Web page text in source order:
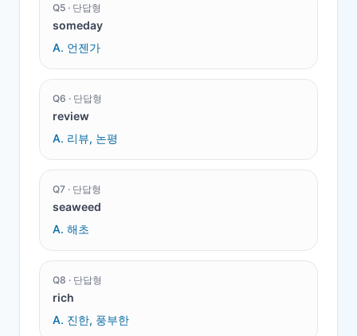
Q5 · 단답형
someday
A. 언젠가
Q6 · 단답형
review
A. 리뷰, 논평
Q7 · 단답형
seaweed
A. 해초
Q8 · 단답형
rich
A. 진한, 풍부한